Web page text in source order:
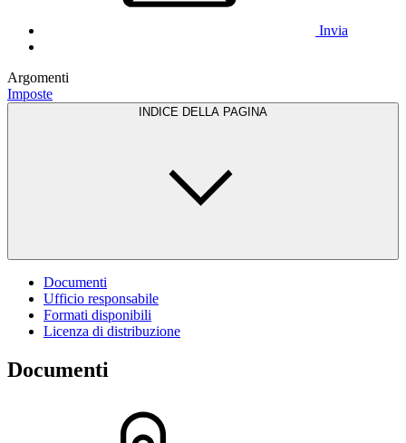
Invia
Argomenti
Imposte
INDICE DELLA PAGINA
Documenti
Ufficio responsabile
Formati disponibili
Licenza di distribuzione
Documenti